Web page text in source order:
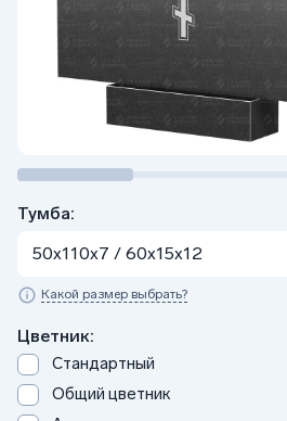
Тумба:
50х110х7 / 60x15x12
Какой размер выбрать?
Цветник:
Стандартный
Общий цветник